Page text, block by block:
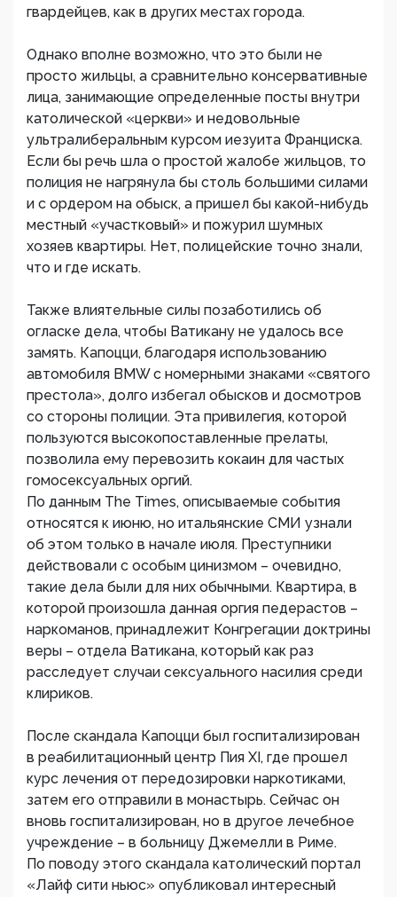
гвардейцев, как в других местах города.
Однако вполне возможно, что это были не
просто жильцы, а сравнительно консервативные
лица, занимающие определенные посты внутри
католической «церкви» и недовольные
ультралиберальным курсом иезуита Франциска.
Если бы речь шла о простой жалобе жильцов, то
полиция не нагрянула бы столь большими силами
и с ордером на обыск, а пришел бы какой-нибудь
местный «участковый» и пожурил шумных
хозяев квартиры. Нет, полицейские точно знали,
что и где искать.
Также влиятельные силы позаботились об
огласке дела, чтобы Ватикану не удалось все
замять. Капоцци, благодаря использованию
автомобиля BMW с номерными знаками «святого
престола», долго избегал обысков и досмотров
со стороны полиции. Эта привилегия, которой
пользуются высокопоставленные прелаты,
позволила ему перевозить кокаин для частых
гомосексуальных оргий.
По данным The Times, описываемые события
относятся к июню, но итальянские СМИ узнали
об этом только в начале июля. Преступники
действовали с особым цинизмом – очевидно,
такие дела были для них обычными. Квартира, в
которой произошла данная оргия педерастов –
наркоманов, принадлежит Конгрегации доктрины
веры – отдела Ватикана, который как раз
расследует случаи сексуального насилия среди
клириков.
После скандала Капоцци был госпитализирован
в реабилитационный центр Пия XI, где прошел
курс лечения от передозировки наркотиками,
затем его отправили в монастырь. Сейчас он
вновь госпитализирован, но в другое лечебное
учреждение – в больницу Джемелли в Риме.
По поводу этого скандала католический портал
«Лайф сити ньюс» опубликовал интересный